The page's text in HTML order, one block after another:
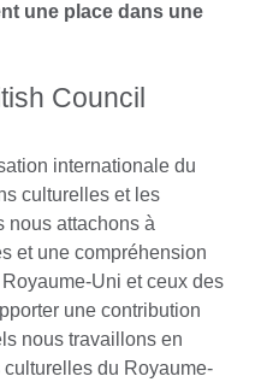
une place dans une
Council
internationale du
culturelles et les
nous attachons à
et une compréhension
Uni et ceux des
une contribution
nous travaillons en
du Royaume-